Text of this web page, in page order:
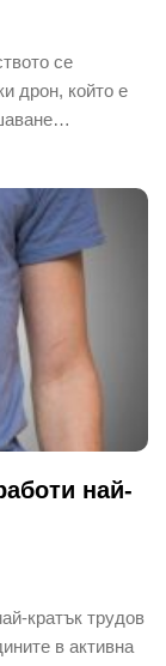
се
дрон, който е
най-
кратък трудов
в активна